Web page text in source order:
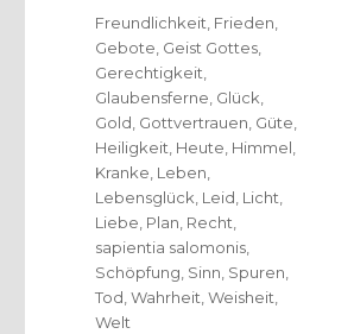
Schlagwörter
Freundlichkeit Frieden
Gebote Geist Gottes
Gerechtigkeit
Glaubensferne Glück
Gold Gottvertrauen Güte
Heiligkeit Heute Himmel
Kranke Leben
Lebensglück Leid Licht
Liebe Plan Recht
sapientia salomonis
Schöpfung Sinn Spuren
Tod ,Wahrheit ,Weisheit
Welt